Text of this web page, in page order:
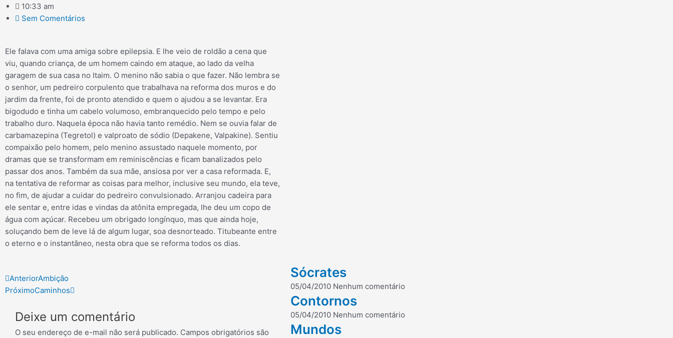
10:33 am
Sem Comentários
Ele falava com uma amiga sobre epilepsia. E lhe veio de roldão a cena que
viu, quando criança, de um homem caindo em ataque, ao lado da velha
garagem de sua casa no Itaim. O menino não sabia o que fazer. Não lembra se
o senhor, um pedreiro corpulento que trabalhava na reforma dos muros e do
jardim da frente, foi de pronto atendido e quem o ajudou a se levantar. Era
bigodudo e tinha um cabelo volumoso, embranquecido pelo tempo e pelo
trabalho duro. Naquela época não havia tanto remédio. Nem se ouvia falar de
carbamazepina (Tegretol) e valproato de sódio (Depakene, Valpakine). Sentiu
compaixão pelo homem, pelo menino assustado naquele momento, por
dramas que se transformam em reminiscências e ficam banalizados pelo
passar dos anos. Também da sua mãe, ansiosa por ver a casa reformada. E,
na tentativa de reformar as coisas para melhor, inclusive seu mundo, ela teve,
no fim, de ajudar a cuidar do pedreiro convulsionado. Arranjou cadeira para
ele sentar e, entre idas e vindas da atônita empregada, lhe deu um copo de
água com açúcar. Recebeu um obrigado longínquo, mas que ainda hoje,
soluçando bem de leve lá de algum lugar, soa desnorteado. Titubeante entre
o eterno e o instantâneo, nesta obra que se reforma todos os dias.
Prev
AnteriorAmbição
PróximoCaminhos
Deixe um comentário
O seu endereço de e-mail não será publicado. Campos obrigatórios são
Sócrates
05/04/2010 Nenhum comentário
Contornos
05/04/2010 Nenhum comentário
Mundos